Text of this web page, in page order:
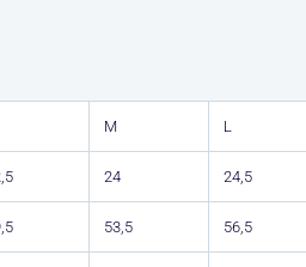
M L
24 24,5
53,5 56,5